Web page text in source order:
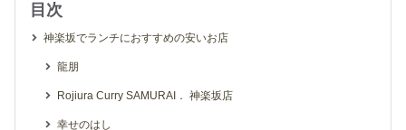
目次
神楽坂でランチにおすすめの安いお店
龍朋
Rojiura Curry SAMURAI． 神楽坂店
幸せのはし